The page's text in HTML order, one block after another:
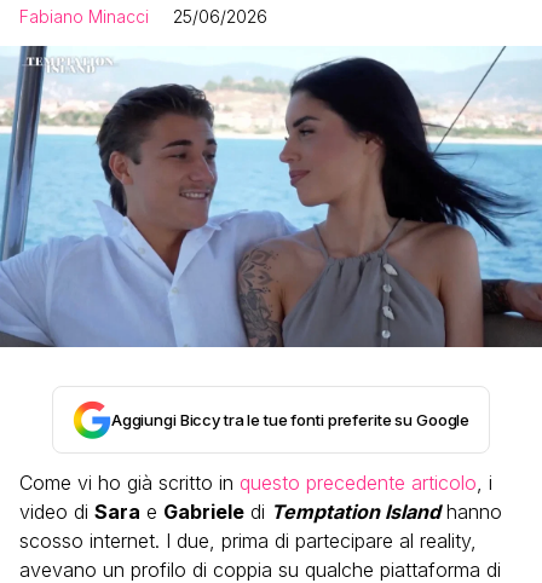
Fabiano Minacci 25/06/2026
Aggiungi Biccy tra le tue fonti preferite su Google
Come vi ho già scritto in questo precedente articolo, i
video di Sara e Gabriele di Temptation Islandhanno
scosso internet. I due, prima di partecipare al reality,
avevano un profilo di coppia su qualche piattaforma di